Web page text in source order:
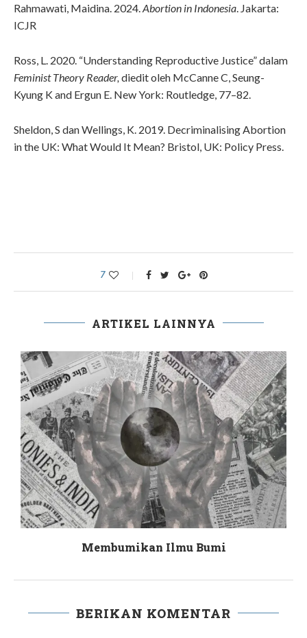
Rahmawati, Maidina. 2024. Abortion in Indonesia . Jakarta:
ICJR
Ross, L. 2020. “Understanding Reproductive Justice” dalam
Feminist Theory Reader, diedit oleh McCanne C, Seung-
Kyung K and Ergun E. New York: Routledge, 77–82.
⁠Sheldon, S dan Wellings, K. 2019. Decriminalising Abortion
in the UK: What Would It Mean? Bristol, UK: Policy Press.
7
ARTIKEL LAINNYA
Membumikan Ilmu Bumi
BERIKAN KOMENTAR